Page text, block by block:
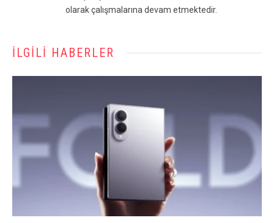
olarak çalışmalarına devam etmektedir.
İLGILI HABERLER